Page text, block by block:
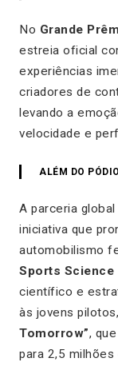
No Grande
estreia oficial
experiências
criadores de
levando a
velocidade e
ALÉM DO PÓDIO
A parceria
iniciativa que
automobilismo
Sports Science
científico e
às jovens
Tomorrow”,
para 2,5